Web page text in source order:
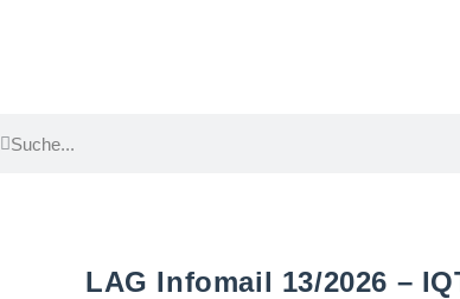
LAG Infomail 13/2026 –